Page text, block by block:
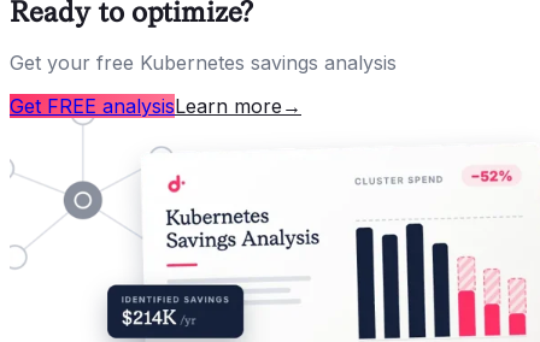
Ready to optimize?
Get your free Kubernetes savings analysis
Get FREE analysisLearn more →